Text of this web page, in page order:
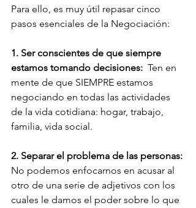
Para ello, es muy útil repasar cinco
pasos esenciales de la Negociación:
1. Ser conscientes de que siempre
estamos tomando decisiones: Ten en
mente de que SIEMPRE estamos
negociando en todas las actividades
de la vida cotidiana: hogar, trabajo,
familia, vida social.
2. Separar el problema de las personas:
No podemos enfocarnos en acusar al
otro de una serie de adjetivos con los
cuales le damos el poder sobre lo que